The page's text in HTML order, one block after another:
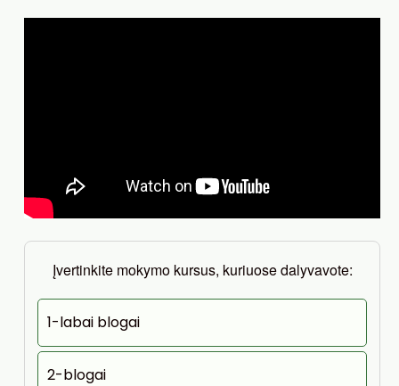
Įvertinkite mokymo kursus, kuriuose dalyvavote:
1-labai blogai
2-blogai